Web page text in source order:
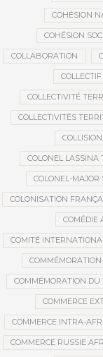
COHÉSION
COHÉSION
COLLABORATION
COLLECTIVITÉ
COLLECTIVITÉS
COLONEL LASSINA
COLONEL-
COLONISATION
COMÉDIE
COMITÉ
COMMÉMORATION
COMMÉMORATION DU
COMMERCE
COMMERCE INTRA-
COMMERCE RUSSIE